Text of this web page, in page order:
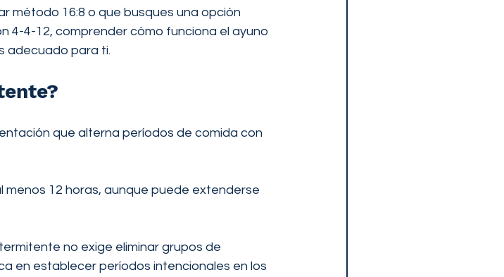
método 16:8 o que busques una opción
4-4-12, comprender cómo funciona el ayuno
adecuado para ti.
que alterna períodos de comida con
menos 12 horas, aunque puede extenderse
no exige eliminar grupos de
en establecer períodos intencionales en los